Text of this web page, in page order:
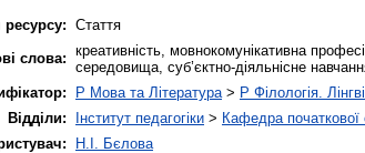
ресурсу: Стаття
слова:
креативність, мовнокомунікативна
середовища, суб’єктно-діяльнісне
P Мова та Література > P Філологія.
Відділи:
Інститут педагогіки > Кафедра початкової
Н.І. Бєлова